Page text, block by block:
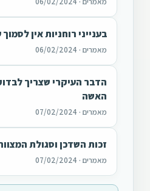
בענייני רוחניות אין
מאמרים · 06/02/2024
הדבר העיקרי שצריך
האשה
מאמרים · 07/02/2024
זכות השדכן וסגולת
מאמרים · 07/02/2024